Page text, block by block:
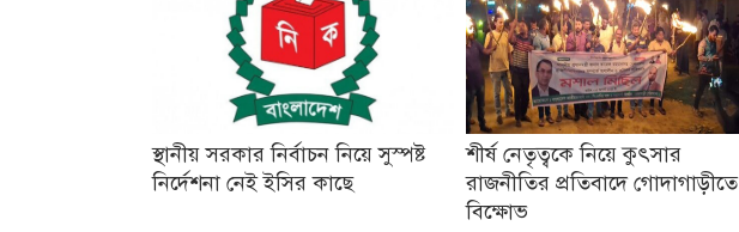
স্থানীয় সরকার নির্বাচন নিয়ে সুস্পষ্ট
নির্দেশনা নেই ইসির কাছে
শীর্ষ নেতৃত্বকে নিয়ে কুৎসার
রাজনীতির প্রতিবাদে গোদাগাড়ীতে
বিক্ষোভ